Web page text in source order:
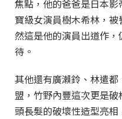
焦點，他的爸爸是日本
寶級女演員樹木希林，
然這是他的演員出道作
待。
其他還有廣瀨鈴、林遣
盟，竹野內豐這次更是
頭長髮的破壞性造型亮